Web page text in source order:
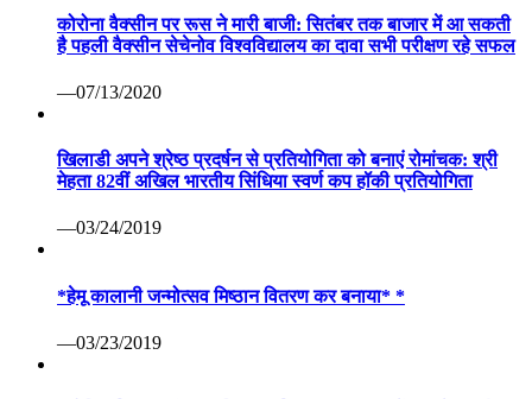
कोरोना वैक्सीन पर रूस ने मारी बाजी: सितंबर तक बाजार में आ सकती
है पहली वैक्सीन सेचेनोव विश्वविद्यालय का दावा सभी परीक्षण रहे सफल
—07/13/2020
खिलाडी अपने श्रेष्ठ प्रदर्षन से प्रतियोगिता को बनाएं रोमांचक: श्री
मेहता 82वीं अखिल भारतीय सिंधिया स्वर्ण कप हॉकी प्रतियोगिता
—03/24/2019
*हेमू कालानी जन्मोत्सव मिष्ठान वितरण कर बनाया* *
—03/23/2019